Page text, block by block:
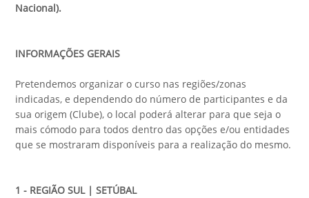
Nacional).
INFORMAÇÕES GERAIS
Pretendemos organizar o curso nas regiões/zonas
indicadas, e dependendo do número de participantes e da
sua origem (Clube), o local poderá alterar para que seja o
mais cómodo para todos dentro das opções e/ou entidades
que se mostraram disponíveis para a realização do mesmo.
1 - REGIÃO SUL | SETÚBAL